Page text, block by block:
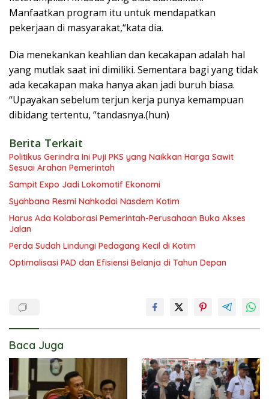
Manfaatkan program itu untuk mendapatkan
pekerjaan di masyarakat,“kata dia.
Dia menekankan keahlian dan kecakapan adalah hal
yang mutlak saat ini dimiliki. Sementara bagi yang tidak
ada kecakapan maka hanya akan jadi buruh biasa.
“Upayakan sebelum terjun kerja punya kemampuan
dibidang tertentu, “tandasnya.(hun)
Berita Terkait
Politikus Gerindra Ini Puji PKS yang Naikkan Harga Sawit
Sesuai Arahan Pemerintah
Sampit Expo Jadi Lokomotif Ekonomi
Syahbana Resmi Nahkodai Nasdem Kotim
Harus Ada Kolaborasi Pemerintah-Perusahaan Buka Akses
Jalan
Perda Sudah Lindungi Pedagang Kecil di Kotim
Optimalisasi PAD dan Efisiensi Belanja di Tahun Depan
Baca Juga